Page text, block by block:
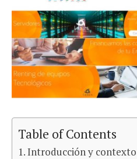
Table of Contents
Introducción y contexto